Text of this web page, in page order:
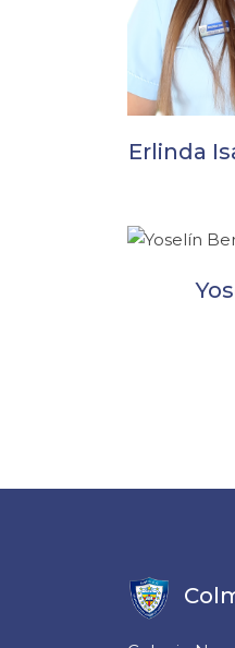
Erlinda